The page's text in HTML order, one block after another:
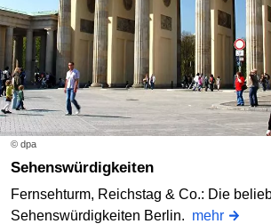
© dpa
Sehenswürdigkeiten
Fernsehturm, Reichstag & Co.: Die
Sehenswürdigkeiten Berlin. mehr